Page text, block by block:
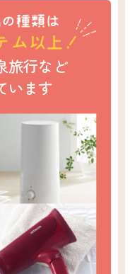
旅行など
います